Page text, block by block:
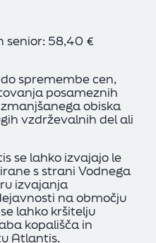
senior: 58,40 €
spremembe cen,
posameznih
obiska
vzdrževalnih del ali
se lahko izvajajo le
s strani Vodnega
izvajanja
na območju
lahko kršitelju
kopališča in
Atlantis.